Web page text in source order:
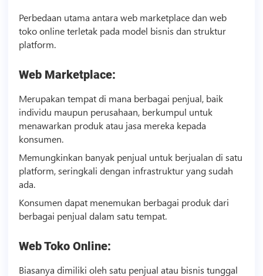
Perbedaan utama antara web marketplace dan web
toko online terletak pada model bisnis dan struktur
platform.
Web Marketplace:
Merupakan tempat di mana berbagai penjual, baik
individu maupun perusahaan, berkumpul untuk
menawarkan produk atau jasa mereka kepada
konsumen.
Memungkinkan banyak penjual untuk berjualan di satu
platform, seringkali dengan infrastruktur yang sudah
ada.
Konsumen dapat menemukan berbagai produk dari
berbagai penjual dalam satu tempat.
Web Toko Online:
Biasanya dimiliki oleh satu penjual atau bisnis tunggal